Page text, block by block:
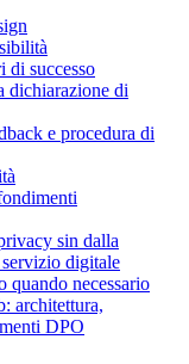
di successo
dichiarazione di
e procedura di
sin dalla
digitale
quando necessario
architettura,
DPO